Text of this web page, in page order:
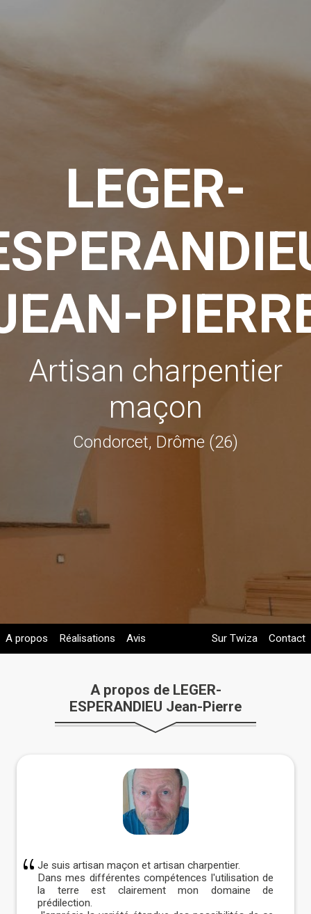
LEGER-
Artisan charpentier
maçon
Condorcet, Drôme (26)
A propos Réalisations Avis Sur Twiza Contact
A propos de LEGER-
ESPERANDIEU Jean-Pierre
Je suis artisan maçon et artisan charpentier.
Dans mes différentes compétences l'utilisation de
la terre est clairement mon domaine de
prédilection.